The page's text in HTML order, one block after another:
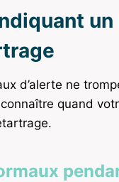
un
d’alerte ne
quand